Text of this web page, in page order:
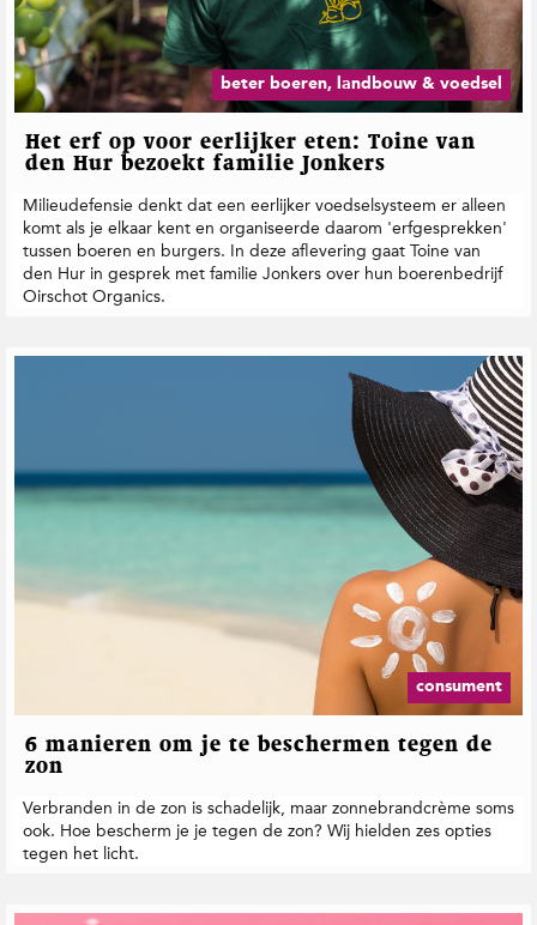
beter boeren, landbouw & voedsel
Het erf op voor eerlijker eten: Toine van
den Hur bezoekt familie Jonkers
Milieudefensie denkt dat een eerlijker voedselsysteem er alleen
komt als je elkaar kent en organiseerde daarom 'erfgesprekken'
tussen boeren en burgers. In deze aflevering gaat Toine van
den Hur in gesprek met familie Jonkers over hun boerenbedrijf
Oirschot Organics.
consument
6 manieren om je te beschermen tegen de
zon
Verbranden in de zon is schadelijk, maar zonnebrandcrème soms
ook. Hoe bescherm je je tegen de zon? Wij hielden zes opties
tegen het licht.